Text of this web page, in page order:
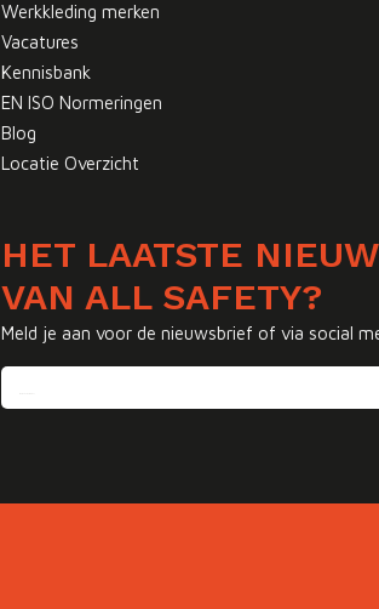
Werkkleding merken
Vacatures
Kennisbank
EN ISO Normeringen
Blog
Locatie Overzicht
HET LAATSTE
VAN ALL SAFETY?
Meld je aan voor de nieuwsbrief of via social